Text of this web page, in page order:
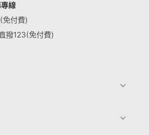
線
付費)
撥123(免付費)